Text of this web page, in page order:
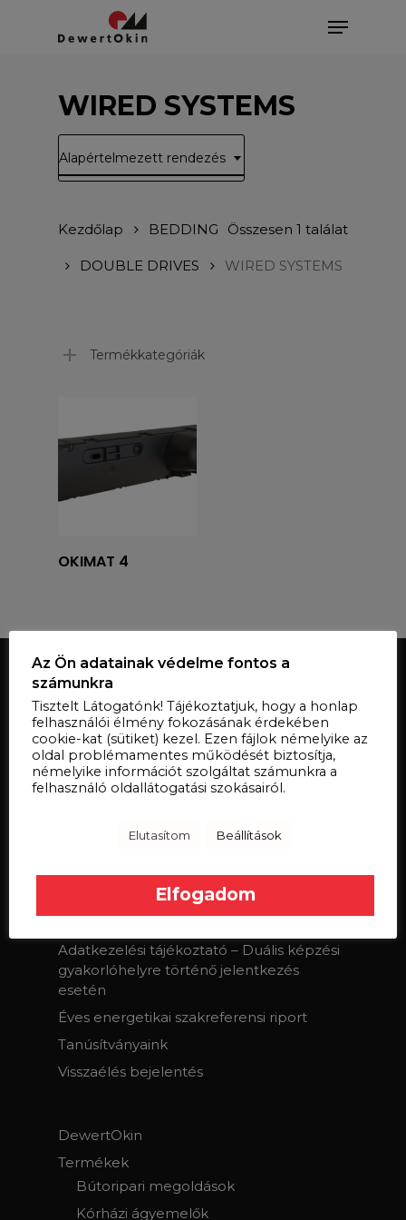
Menu
WIRED SYSTEMS
Alapértelmezett rendezés
Összesen 1 találat
Kezdőlap BEDDING
DOUBLE DRIVES WIRED SYSTEMS
Termékkategóriák
Tovább olvasom
OKIMAT 4
Partner adatkezelési tájékoztató
Adatkezelési tájékoztató weboldalon
Adatkezelési tájékoztató – Duális képzési
gyakorlóhelyre történő jelentkezés
esetén
Éves energetikai szakreferensi riport
Tanúsítványaink
Visszaélés bejelentés
DewertOkin
Termékek
Bútoripari megoldások
Kórházi ágyemelők
Az Ön adatainak védelme fontos a
számunkra
Tisztelt Látogatónk! Tájékoztatjuk, hogy a honlap
felhasználói élmény fokozásának érdekében
cookie-kat (sütiket) kezel. Ezen fájlok némelyike az
oldal problémamentes működését biztosítja,
némelyike információt szolgáltat számunkra a
felhasználó oldallátogatási szokásairól.
Elutasítom Beállítások
Elfogadom